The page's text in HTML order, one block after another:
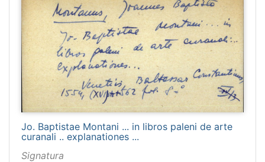
Jo. Baptistae Montani ... in libros paleni de arte
curanali .. explanationes ...
Signatura